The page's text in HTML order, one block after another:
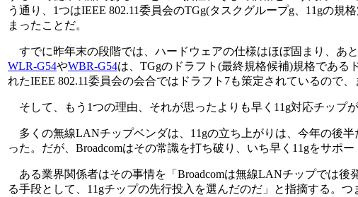
う通り、1つはIEEE 802.11委員会のTGg(タスクグループg、11gの
まったことだ。
すでに昨年末の段階では、ハードウェアの仕様はほぼ固まり、あ
WLR-G54やWBR-G54は、TGgのドラフト(最終規格候補)規格である
れたIEEE 802.11委員会の会合ではドラフト7も策定されているので
そして、もう1つの理由、それが思ったよりも早く11g対応チップが
多くの無線LANチップベンダは、11gの立ち上がりは、今年の後
った。だが、Broadcomはその常識を打ち破り、いち早く11gをサポ
ある業界関係者はその事情を「Broadcomは無線LANチップでは後
る手段として、11gチップの先行投入を選んだのだ」と指摘する。